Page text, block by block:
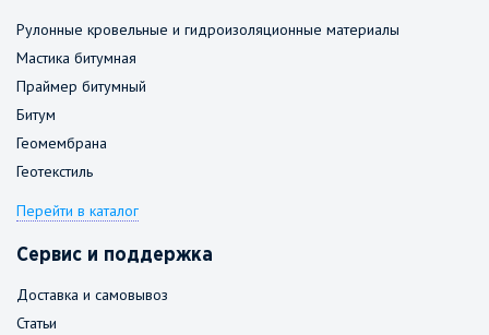
Рулонные кровельные и гидроизоляционные материалы
Мастика битумная
Праймер битумный
Битум
Геомембрана
Геотекстиль
Перейти в каталог
Сервис и поддержка
Доставка и самовывоз
Статьи